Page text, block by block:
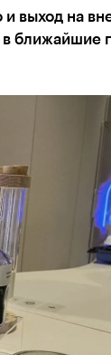
выход на
в ближайшие